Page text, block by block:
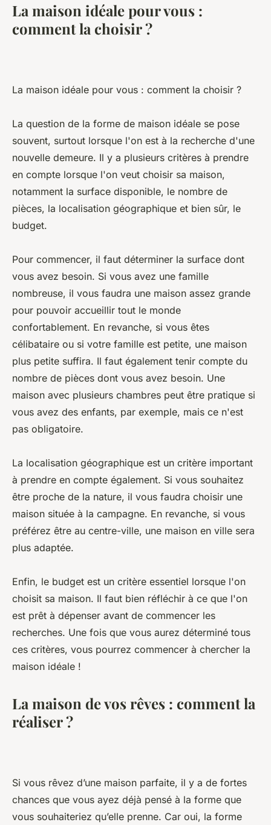
La maison idéale pour vous :
comment la choisir ?
La maison idéale pour vous : comment la choisir ?
La question de la forme de maison idéale se pose
souvent, surtout lorsque l'on est à la recherche d'une
nouvelle demeure. Il y a plusieurs critères à prendre
en compte lorsque l'on veut choisir sa maison,
notamment la surface disponible, le nombre de
pièces, la localisation géographique et bien sûr, le
budget.
Pour commencer, il faut déterminer la surface dont
vous avez besoin. Si vous avez une famille
nombreuse, il vous faudra une maison assez grande
pour pouvoir accueillir tout le monde
confortablement. En revanche, si vous êtes
célibataire ou si votre famille est petite, une maison
plus petite suffira. Il faut également tenir compte du
nombre de pièces dont vous avez besoin. Une
maison avec plusieurs chambres peut être pratique si
vous avez des enfants, par exemple, mais ce n'est
pas obligatoire.
La localisation géographique est un critère important
à prendre en compte également. Si vous souhaitez
être proche de la nature, il vous faudra choisir une
maison située à la campagne. En revanche, si vous
préférez être au centre-ville, une maison en ville sera
plus adaptée.
Enfin, le budget est un critère essentiel lorsque l'on
choisit sa maison. Il faut bien réfléchir à ce que l'on
est prêt à dépenser avant de commencer les
recherches. Une fois que vous aurez déterminé tous
ces critères, vous pourrez commencer à chercher la
maison idéale !
La maison de vos rêves : comment la
réaliser ?
Si vous rêvez d’une maison parfaite, il y a de fortes
chances que vous ayez déjà pensé à la forme que
vous souhaiteriez qu’elle prenne. Car oui, la forme